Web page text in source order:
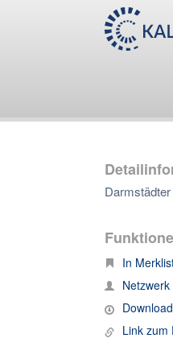
In
Link zum